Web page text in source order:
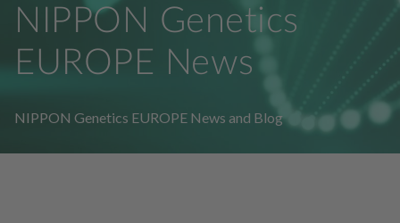
NIPPON Genetics
EUROPE News
NIPPON Genetics EUROPE News and Blog